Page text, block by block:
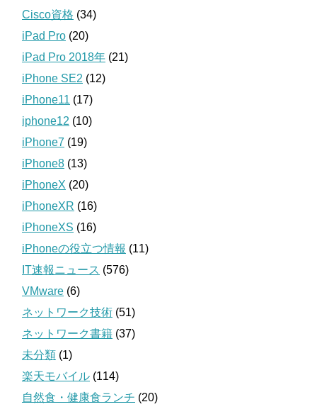
Cisco資格 (34)
iPad Pro (20)
iPad Pro 2018年 (21)
iPhone SE2 (12)
iPhone11 (17)
iphone12 (10)
iPhone7 (19)
iPhone8 (13)
iPhoneX (20)
iPhoneXR (16)
iPhoneXS (16)
iPhoneの役立つ情報 (11)
IT速報ニュース (576)
VMware (6)
ネットワーク技術 (51)
ネットワーク書籍 (37)
未分類 (1)
楽天モバイル (114)
自然食・健康食ランチ (20)